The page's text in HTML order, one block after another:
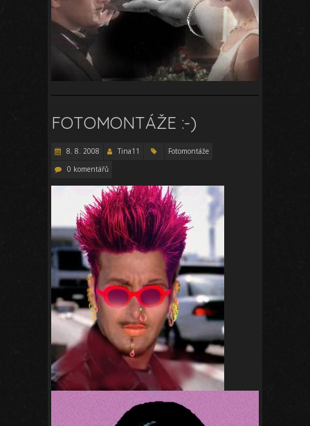
FOTOMONTÁŽE :-)
8. 8. 2008 Tina11
Fotomontáže
0 komentářů